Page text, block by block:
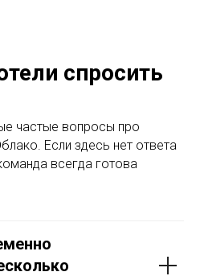
спросить
частые вопросы про
Если здесь нет ответа
всегда готова